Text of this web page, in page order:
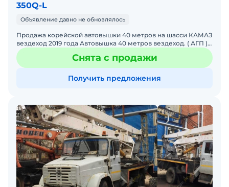
350Q-L
Объявление давно не обновлялось
Продажа корейской автовышки 40 метров на шасси КАМАЗ
вездеход 2019 года Автовышка 40 метров вездеход. ( АГП )
Снята с продажи
Получить предложения